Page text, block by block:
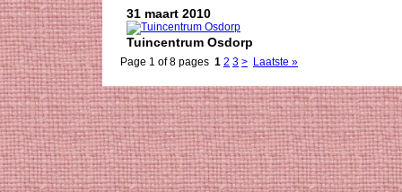
31 maart 2010
Tuincentrum Osdorp
Page 1 of 8 pages 1 2 3 > Laatste »